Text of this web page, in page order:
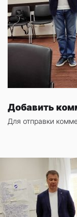
Добавить
Для отправки